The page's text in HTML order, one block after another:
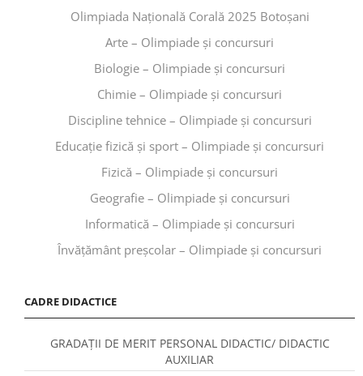
Olimpiada Națională Corală 2025 Botoșani
Arte – Olimpiade și concursuri
Biologie – Olimpiade și concursuri
Chimie – Olimpiade și concursuri
Discipline tehnice – Olimpiade și concursuri
Educaţie fizică şi sport – Olimpiade și concursuri
Fizică – Olimpiade și concursuri
Geografie – Olimpiade și concursuri
Informatică – Olimpiade și concursuri
Învăţământ preşcolar – Olimpiade și concursuri
CADRE DIDACTICE
GRADAȚII DE MERIT PERSONAL DIDACTIC/ DIDACTIC
AUXILIAR